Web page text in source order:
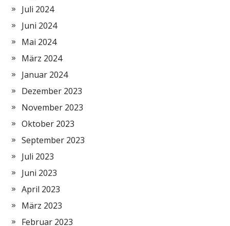
Juli 2024
Juni 2024
Mai 2024
März 2024
Januar 2024
Dezember 2023
November 2023
Oktober 2023
September 2023
Juli 2023
Juni 2023
April 2023
März 2023
Februar 2023